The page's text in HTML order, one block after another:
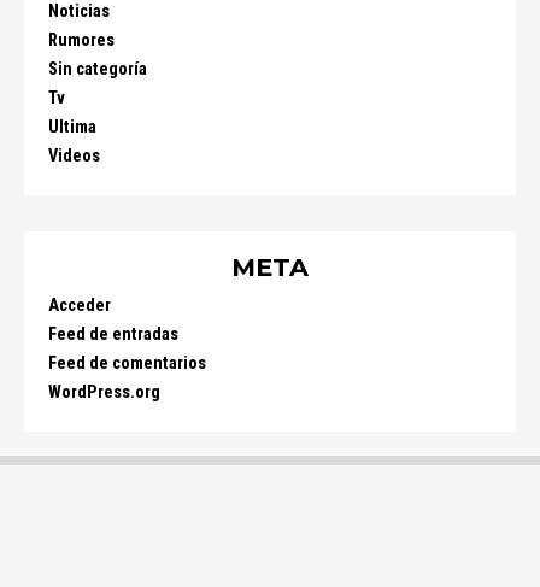
Noticias
Rumores
Sin categoría
Tv
Ultima
Videos
META
Acceder
Feed de entradas
Feed de comentarios
WordPress.org